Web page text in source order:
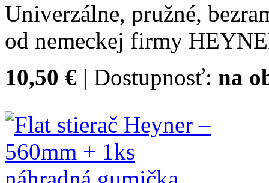
Univerzálne, pružné,
od nemeckej firmy
10,50 € | Dostupnosť: na